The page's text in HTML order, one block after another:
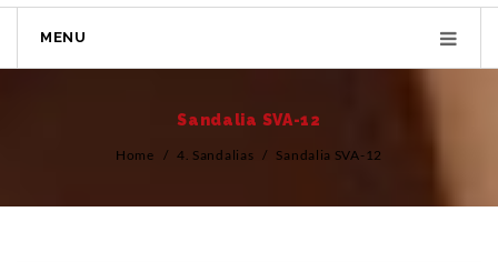
MENU
Sandalia SVA-12
Home / 4. Sandalias / Sandalia SVA-12